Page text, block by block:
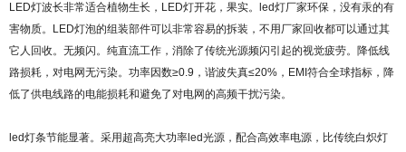
LED灯波长非常适合植物生长，LED灯开花，果实。led灯厂家环保，没有汞的有
害物质。LED灯泡的组装部件可以非常容易的拆装，不用厂家回收都可以通过其
它人回收。无频闪。纯直流工作，消除了传统光源频闪引起的视觉疲劳。降低线
路损耗，对电网无污染。功率因数≥0.9，谐波失真≤20%，EMI符合全球指标，降
低了供电线路的电能损耗和避免了对电网的高频干扰污染。
led灯条节能显著。采用超高亮大功率led光源，配合高效率电源，比传统白炽灯